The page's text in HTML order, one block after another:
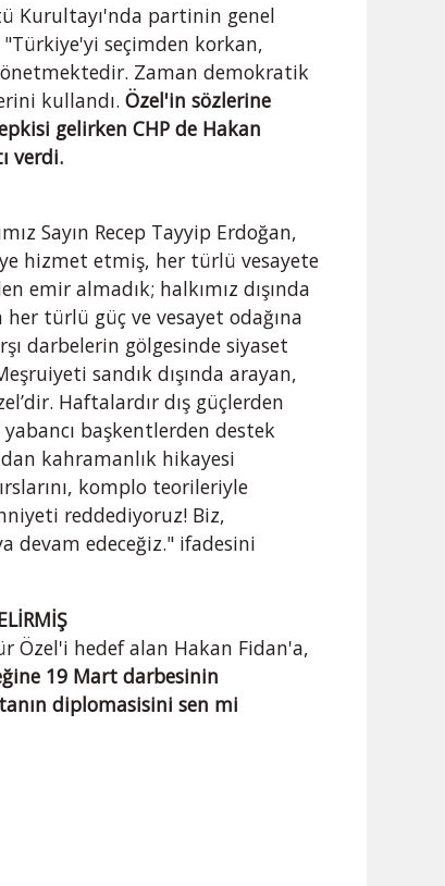
Kurultayı'nda partinin genel
"Türkiye'yi seçimden korkan,
Zaman demokratik
kullandı.Özel'in sözlerine
gelirken CHP de Hakan
verdi.
Sayın Recep Tayyip Erdoğan,
hizmet etmiş, her türlü vesayete
emir almadık; halkımız dışında
türlü güç ve vesayet odağına
darbelerin gölgesinde siyaset
sandık dışında arayan,
Haftalardır dış güçlerden
başkentlerden destek
kahramanlık hikayesi
komplo teorileriyle
reddediyoruz! Biz,
devam edeceğiz." ifadesini
Özel'i hedef alan Hakan Fidan'a,
19 Mart darbesinin
diplomasisini sen mi